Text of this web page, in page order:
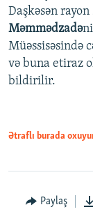
Auto
Daşkəsən
Məmmədzadə
Müəssisəsində
və buna etiraz
bildirilir.
Ətraflı burada
Paylaş